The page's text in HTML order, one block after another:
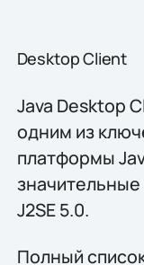
Desktop Client
Java Desktop
одним из
платформы
J2SE 5.0.
Полный